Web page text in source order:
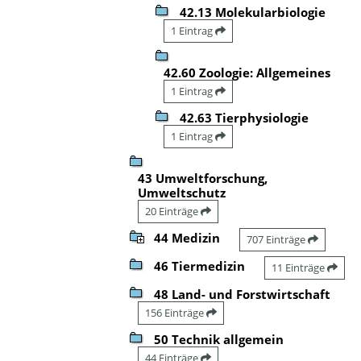
42.13 Molekularbiologie
1 Eintrag
42.60 Zoologie: Allgemeines
1 Eintrag
42.63 Tierphysiologie
1 Eintrag
43 Umweltforschung,
Umweltschutz
20 Einträge
44 Medizin 707 Einträge
46 Tiermedizin 11 Einträge
48 Land- und Forstwirtschaft
156 Einträge
50 Technik allgemein
44 Einträge